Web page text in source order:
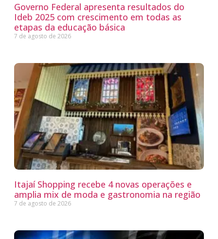
Governo Federal apresenta resultados do
Ideb 2025 com crescimento em todas as
etapas da educação básica
7 de agosto de 2026
Itajaí Shopping recebe 4 novas operações e
amplia mix de moda e gastronomia na região
7 de agosto de 2026